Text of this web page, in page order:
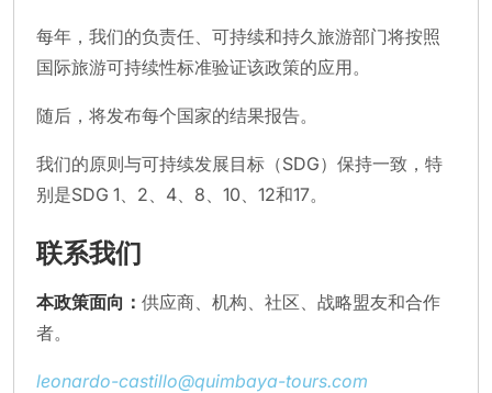
每年，我们的负责任、可持续和持久旅游部门将按照
国际旅游可持续性标准验证该政策的应用。
随后，将发布每个国家的结果报告。
我们的原则与可持续发展目标（SDG）保持一致，特
别是SDG 1、2、4、8、10、12和17。
联系我们
本政策面向： 供应商、机构、社区、战略盟友和合作
者。
leonardo-castillo@quimbaya-tours.com